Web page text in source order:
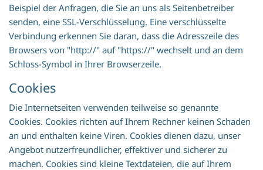
Beispiel der Anfragen, die Sie an uns als Seitenbetreiber
senden, eine SSL-Verschlüsselung. Eine verschlüsselte
Verbindung erkennen Sie daran, dass die Adresszeile des
Browsers von "http://" auf "https://" wechselt und an dem
Schloss-Symbol in Ihrer Browserzeile.
Cookies
Die Internetseiten verwenden teilweise so genannte
Cookies. Cookies richten auf Ihrem Rechner keinen Schaden
an und enthalten keine Viren. Cookies dienen dazu, unser
Angebot nutzerfreundlicher, effektiver und sicherer zu
machen. Cookies sind kleine Textdateien, die auf Ihrem